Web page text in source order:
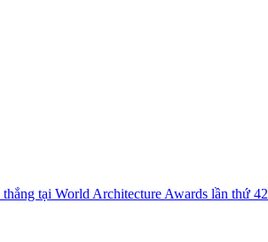
tại World Architecture Awards lần thứ 42